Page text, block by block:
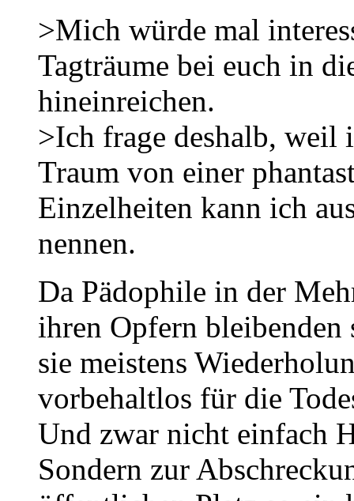
>Mich würde mal
Tagträume bei euch in
hineinreichen.
>Ich frage deshalb, weil
Traum von einer
Einzelheiten kann ich
nennen.
Da Pädophile in der
ihren Opfern bleibenden
sie meistens
vorbehaltlos für die
Und zwar nicht einfach
Sondern zur